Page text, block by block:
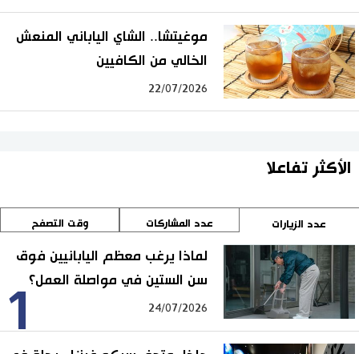
موغيتشا.. الشاي الياباني المنعش
الخالي من الكافيين
22/07/2026
الأكثر تفاعلا
عدد الزيارات عدد المشاركات وقت التصفح
1
لماذا يرغب معظم اليابانيين فوق
سن الستين في مواصلة العمل؟
24/07/2026